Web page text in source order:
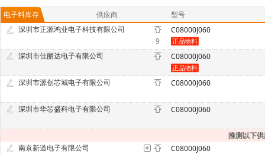
电子料库存 供应商
型号
深圳市正源鸿业电子科技有限公司
9
C08000J060
深圳市佳丽达电子有限公司 C08000J060
深圳市源创芯城电子有限公司 C08000J060
深圳市华芯盛科电子有限公司 C08000J060
推测以下
南京新道电子有限公司
C08000J060